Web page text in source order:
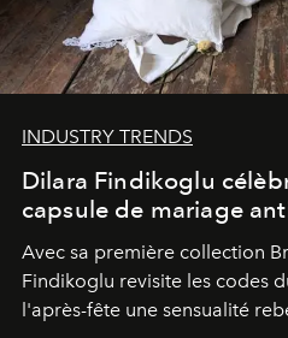
INDUSTRY TRENDS
Dilara Findikoglu
capsule de mariage
Avec sa première collection
Findikoglu revisite les codes
l'après-fête une sensualité